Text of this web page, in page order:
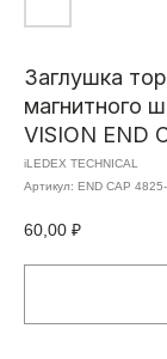
Заглушка
магнитного
VISION END
iLEDEX TECHNICAL
Артикул: END CAP
60,00 ₽